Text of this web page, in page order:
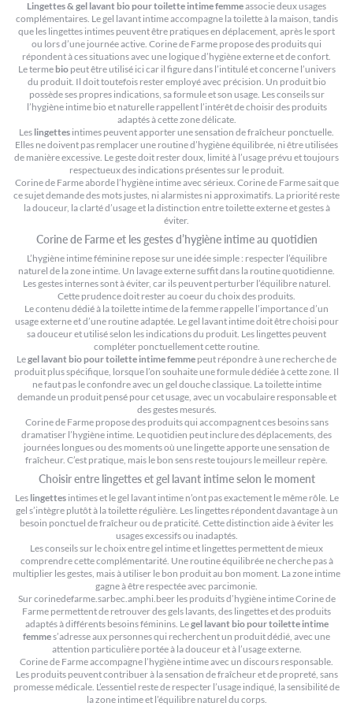
Lingettes & gel lavant bio pour toilette intime femmeassocie deux usages
complémentaires. Le gel lavant intime accompagne la toilette à la maison, tandis
que les lingettes intimes peuvent être pratiques en déplacement, après le sport
ou lors d’une journée active. Corine de Farme propose des produits qui
répondent à ces situations avec une logique d’hygiène externe et de confort.
Le terme biopeut être utilisé ici car il figure dans l’intitulé et concerne l’univers
du produit. Il doit toutefois rester employé avec précision. Un produit bio
possède ses propres indications, sa formule et son usage. Les conseils sur
l’hygiène intime bio et naturellerappellent l’intérêt de choisir des produits
adaptés à cette zone délicate.
Les lingettes intimes peuvent apporter une sensation de fraîcheur ponctuelle.
Elles ne doivent pas remplacer une routine d’hygiène équilibrée, ni être utilisées
de manière excessive. Le geste doit rester doux, limité à l’usage prévu et toujours
respectueux des indications présentes sur le produit.
Corine de Farme aborde l’hygiène intime avec sérieux. Corine de Farme sait que
ce sujet demande des mots justes, ni alarmistes ni approximatifs. La priorité reste
la douceur, la clarté d’usage et la distinction entre toilette externe et gestes à
éviter.
Corine de Farme et les gestes d’hygiène intime au quotidien
L’hygiène intime féminine repose sur une idée simple : respecter l’équilibre
naturel de la zone intime. Un lavage externe suffit dans la routine quotidienne.
Les gestes internes sont à éviter, car ils peuvent perturber l’équilibre naturel.
Cette prudence doit rester au coeur du choix des produits.
Le contenu dédié à la toilette intime de la femme rappelle l’importance d’un
usage externe et d’une routine adaptée. Le gel lavant intime doit être choisi pour
sa douceur et utilisé selon les indications du produit. Les lingettes peuvent
compléter ponctuellement cette routine.
Legel lavant bio pour toilette intime femme peut répondre à une recherche de
produit plus spécifique, lorsque l’on souhaite une formule dédiée à cette zone. Il
ne faut pas le confondre avec un gel douche classique. La toilette intime
demande un produit pensé pour cet usage, avec un vocabulaire responsable et
des gestes mesurés.
Corine de Farme propose des produits qui accompagnent ces besoins sans
dramatiser l’hygiène intime. Le quotidien peut inclure des déplacements, des
journées longues ou des moments où une lingette apporte une sensation de
fraîcheur. C’est pratique, mais le bon sens reste toujours le meilleur repère.
Choisir entre lingettes et gel lavant intime selon le moment
Les lingettesintimes et le gel lavant intime n’ont pas exactement le même rôle. Le
gel s’intègre plutôt à la toilette régulière. Les lingettes répondent davantage à un
besoin ponctuel de fraîcheur ou de praticité. Cette distinction aide à éviter les
usages excessifs ou inadaptés.
Les conseils sur le choix entre gel intime et lingettes permettent de mieux
comprendre cette complémentarité. Une routine équilibrée ne cherche pas à
multiplier les gestes, mais à utiliser le bon produit au bon moment. La zone intime
gagne à être respectée avec parcimonie.
Sur corinedefarme.sarbec.amphi.beer les produits d’hygiène intime Corine de
Farme permettent de retrouver des gels lavants, des lingettes et des produits
adaptés à différents besoins féminins. Legel lavant bio pour toilette intime
femmes’adresse aux personnes qui recherchent un produit dédié, avec une
attention particulière portée à la douceur et à l’usage externe.
Corine de Farme accompagne l’hygiène intime avec un discours responsable.
Les produits peuvent contribuer à la sensation de fraîcheur et de propreté, sans
promesse médicale. L’essentiel reste de respecter l’usage indiqué, la sensibilité de
la zone intime et l’équilibre naturel du corps.